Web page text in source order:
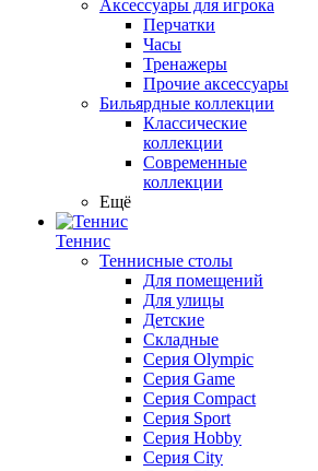
Аксессуары для игрока
Перчатки
Часы
Тренажеры
Прочие аксессуары
Бильярдные коллекции
Классические
коллекции
Современные
коллекции
Ещё
Теннис
Теннисные столы
Для помещений
Для улицы
Детские
Складные
Серия Olympic
Серия Game
Серия Compact
Серия Sport
Серия Hobby
Серия City